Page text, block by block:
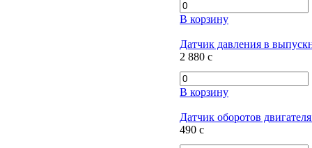
В корзину
Датчик давления в
2 880 c
В корзину
Датчик оборотов
490 c